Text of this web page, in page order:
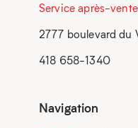
Service après-vente
2777 boulevard du
418 658-1340
Navigation